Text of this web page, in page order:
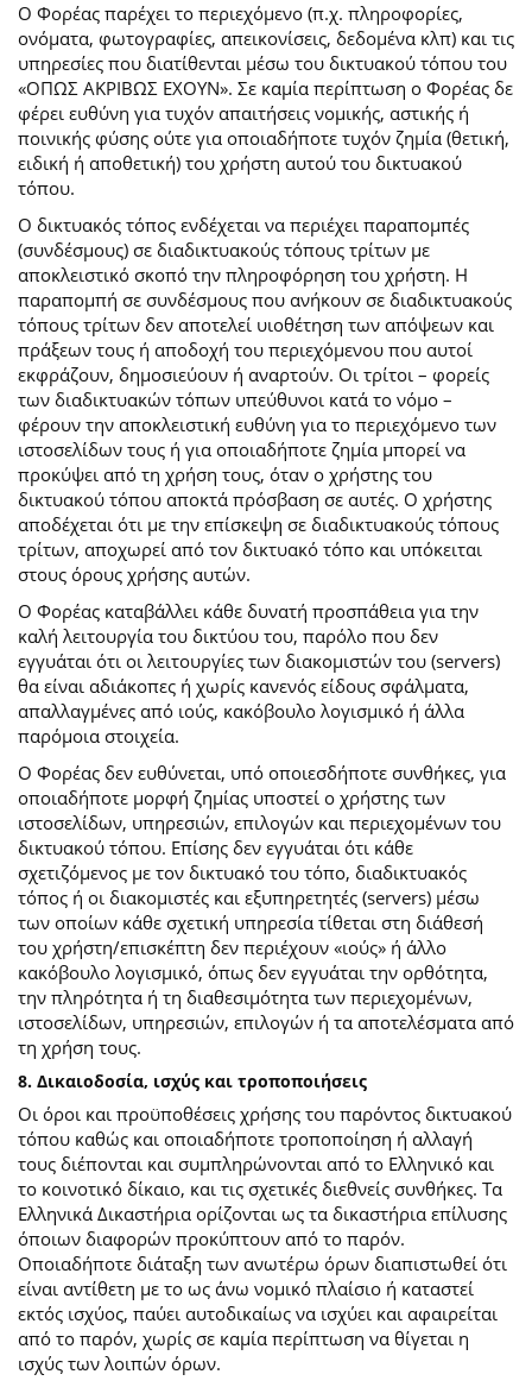
Ο Φορέας παρέχει το περιεχόμενο (π.χ. πληροφορίες,
ονόματα, φωτογραφίες, απεικονίσεις, δεδομένα κλπ) και τις
υπηρεσίες που διατίθενται μέσω του δικτυακού τόπου του
«ΟΠΩΣ ΑΚΡΙΒΩΣ ΕΧΟΥΝ». Σε καμία περίπτωση ο Φορέας δε
φέρει ευθύνη για τυχόν απαιτήσεις νομικής, αστικής ή
ποινικής φύσης ούτε για οποιαδήποτε τυχόν ζημία (θετική,
ειδική ή αποθετική) του χρήστη αυτού του δικτυακού
τόπου.
O δικτυακός τόπος ενδέχεται να περιέχει παραπομπές
(συνδέσμους) σε διαδικτυακούς τόπους τρίτων με
αποκλειστικό σκοπό την πληροφόρηση του χρήστη. Η
παραπομπή σε συνδέσμους που ανήκουν σε διαδικτυακούς
τόπους τρίτων δεν αποτελεί υιοθέτηση των απόψεων και
πράξεων τους ή αποδοχή του περιεχόμενου που αυτοί
εκφράζουν, δημοσιεύουν ή αναρτούν. Οι τρίτοι – φορείς
των διαδικτυακών τόπων υπεύθυνοι κατά το νόμο –
φέρουν την αποκλειστική ευθύνη για το περιεχόμενο των
ιστοσελίδων τους ή για οποιαδήποτε ζημία μπορεί να
προκύψει από τη χρήση τους, όταν ο χρήστης του
δικτυακού τόπου αποκτά πρόσβαση σε αυτές. Ο χρήστης
αποδέχεται ότι με την επίσκεψη σε διαδικτυακούς τόπους
τρίτων, αποχωρεί από τον δικτυακό τόπο και υπόκειται
στους όρους χρήσης αυτών.
Ο Φορέας καταβάλλει κάθε δυνατή προσπάθεια για την
καλή λειτουργία του δικτύου του, παρόλο που δεν
εγγυάται ότι οι λειτουργίες των διακομιστών του (servers)
θα είναι αδιάκοπες ή χωρίς κανενός είδους σφάλματα,
απαλλαγμένες από ιούς, κακόβουλο λογισμικό ή άλλα
παρόμοια στοιχεία.
Ο Φορέας δεν ευθύνεται, υπό οποιεσδήποτε συνθήκες, για
οποιαδήποτε μορφή ζημίας υποστεί ο χρήστης των
ιστοσελίδων, υπηρεσιών, επιλογών και περιεχομένων του
δικτυακού τόπου. Επίσης δεν εγγυάται ότι κάθε
σχετιζόμενος με τον δικτυακό του τόπο, διαδικτυακός
τόπος ή οι διακομιστές και εξυπηρετητές (servers) μέσω
των οποίων κάθε σχετική υπηρεσία τίθεται στη διάθεσή
του χρήστη/επισκέπτη δεν περιέχουν «ιούς» ή άλλο
κακόβουλο λογισμικό, όπως δεν εγγυάται την ορθότητα,
την πληρότητα ή τη διαθεσιμότητα των περιεχομένων,
ιστοσελίδων, υπηρεσιών, επιλογών ή τα αποτελέσματα από
τη χρήση τους.
8. Δικαιοδοσία, ισχύς και τροποποιήσεις
Οι όροι και προϋποθέσεις χρήσης του παρόντος δικτυακού
τόπου καθώς και οποιαδήποτε τροποποίηση ή αλλαγή
τους διέπονται και συμπληρώνονται από το Ελληνικό και
το κοινοτικό δίκαιο, και τις σχετικές διεθνείς συνθήκες. Τα
Ελληνικά Δικαστήρια ορίζονται ως τα δικαστήρια επίλυσης
όποιων διαφορών προκύπτουν από το παρόν.
Οποιαδήποτε διάταξη των ανωτέρω όρων διαπιστωθεί ότι
είναι αντίθετη με το ως άνω νομικό πλαίσιο ή καταστεί
εκτός ισχύος, παύει αυτοδικαίως να ισχύει και αφαιρείται
από το παρόν, χωρίς σε καμία περίπτωση να θίγεται η
ισχύς των λοιπών όρων.